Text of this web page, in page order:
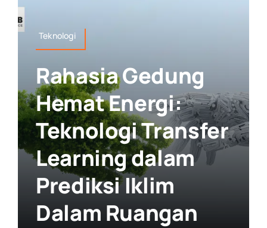
Teknologi
Rahasia Gedung
Hemat Energi:
Teknologi Transfer
Learning dalam
Prediksi Iklim
Dalam Ruangan